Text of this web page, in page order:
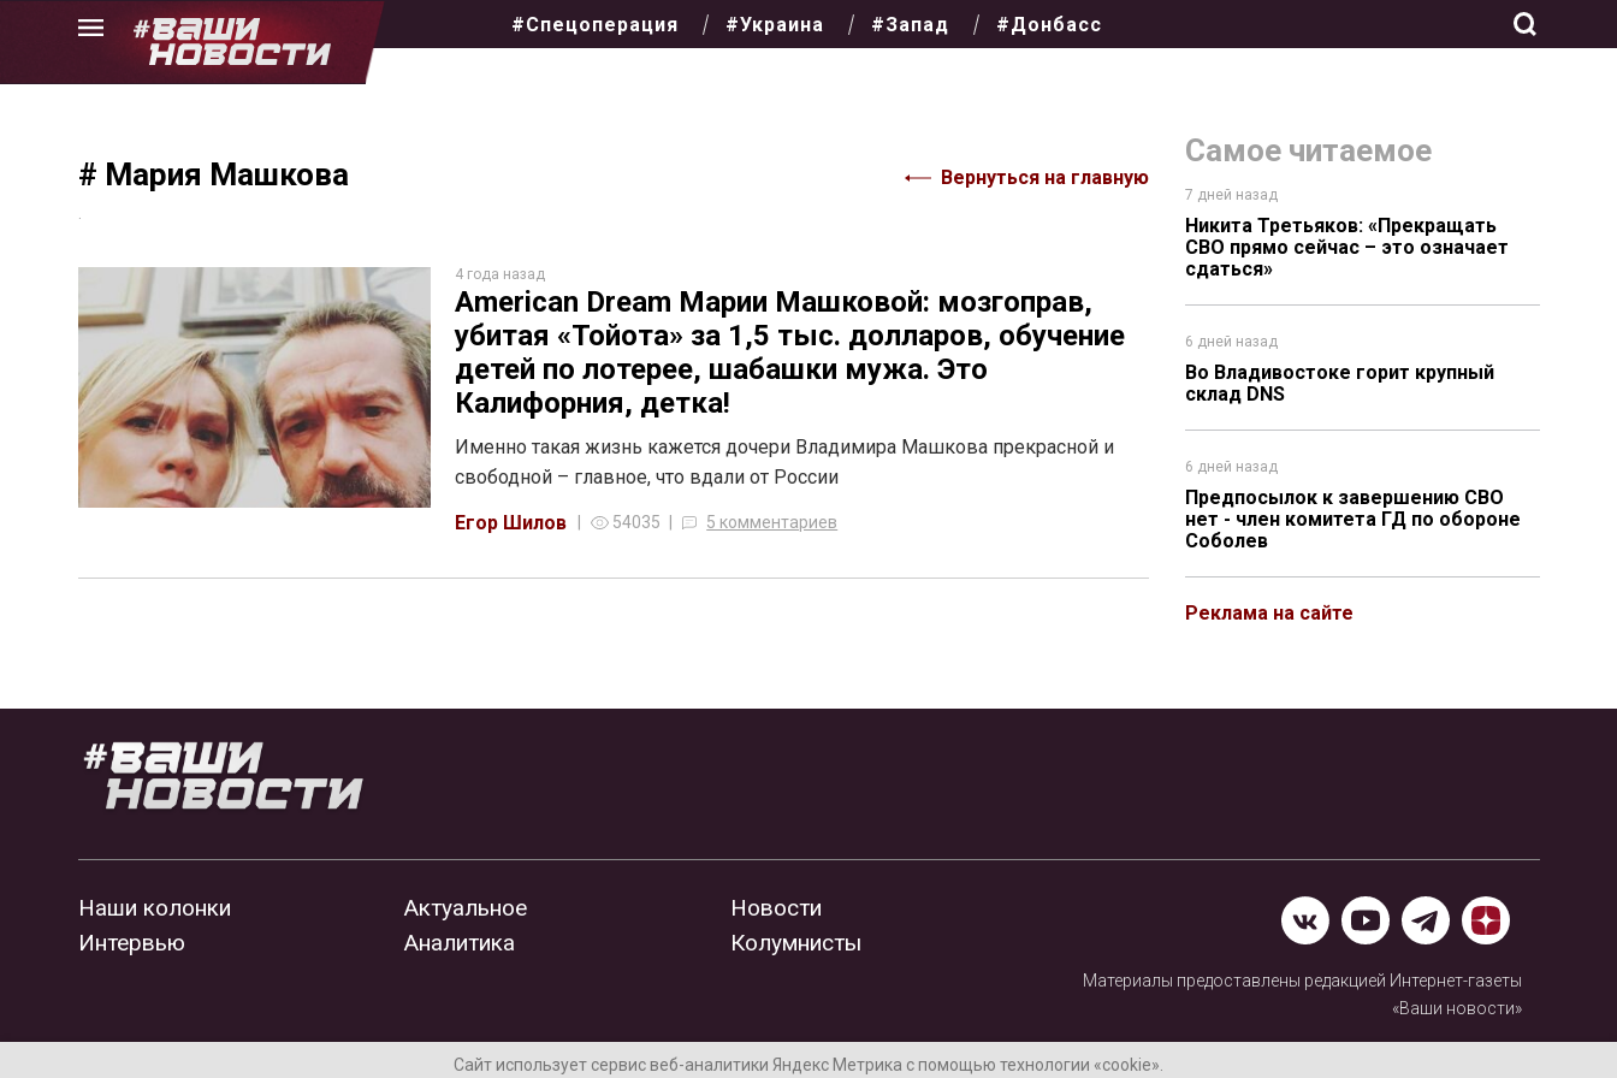
Skip
#Спецоперация #Украина #Запад #Донбасс
# Мария Машкова Вернуться на главную
4 года назад
American Dream Марии Машковой: мозгоправ,
убитая «Тойота» за 1,5 тыс. долларов, обучение
детей по лотерее, шабашки мужа. Это
Калифорния, детка!
Именно такая жизнь кажется дочери Владимира Машкова прекрасной и
свободной – главное, что вдали от России
Егор Шилов
54035 5 комментариев
Самое читаемое
7 дней назад
Никита Третьяков: «Прекращать
СВО прямо сейчас – это означает
сдаться»
6 дней назад
Во Владивостоке горит крупный
склад DNS
6 дней назад
Предпосылок к завершению СВО
нет - член комитета ГД по обороне
Соболев
Реклама на сайте
Наши колонки
Интервью
Актуальное
Аналитика
Новости
Колумнисты
Материалы предоставлены редакцией Интернет-газеты
«Ваши новости»
Нашли ошибку? Выделите ее и нажмите Ctrl+Enter
Сайт использует сервис веб-аналитики Яндекс Метрика с помощью технологии «cookie».